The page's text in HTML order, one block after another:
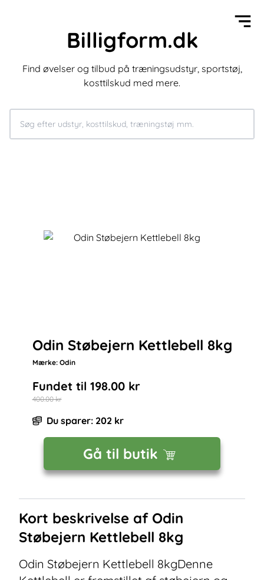
Billigform.dk
Find øvelser og tilbud på træningsudstyr, sportstøj,
kosttilskud med mere.
Odin Støbejern Kettlebell 8kg
Mærke: Odin
Fundet til 198.00kr
400.00kr
Du sparer: 202 kr
Gå til butik
Kort beskrivelse af Odin
Støbejern Kettlebell 8kg
Odin Støbejern Kettlebell 8kgDenne